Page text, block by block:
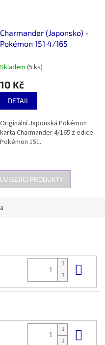
Charmander (Japonsko) -
Pokémon 151 4/165
Skladem (5 ks)
10 Kč
DETAIL
Originální Japonská Pokémon
karta Charmander 4/165 z edice
Pokémon 151.
PRODUKTY